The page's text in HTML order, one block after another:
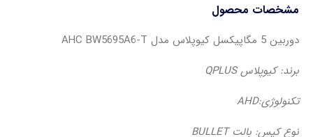
مشخصات محصول
دوربین 5 مگاپیکسل کیوپلاس مدل AHC BW5695A6-T
برند: کیوپلاس QPLUS
تکنولوژی:AHD
نوع کیس: بالت BULLET